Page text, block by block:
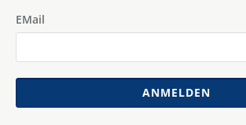
EMail
ANMELDEN